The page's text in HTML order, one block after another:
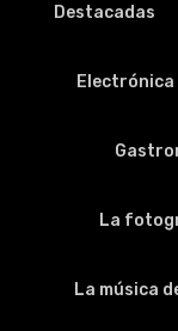
Destacadas
Electrónica
La
La música